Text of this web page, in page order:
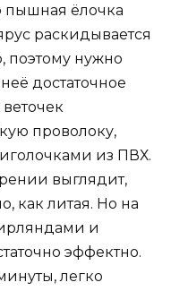
пышная ёлочка
раскидывается
поэтому нужно
достаточное
проволоку,
из ПВХ.
выглядит,
как литая. Но на
и
эффектно.
легко